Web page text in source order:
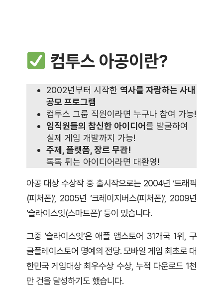
컴투스 아공이란?
2002년부터 시작한 역사를 자랑하는 사내
공모 프로그램
컴투스 그룹 직원이라면 누구나 참여 가능!
임직원들의 참신한 아이디어를 발굴하여
실제 게임 개발까지 가능!
주제, 플랫폼, 장르 무관!
톡톡 튀는 아이디어라면 대환영!
아공 대상 수상작 중 출시작으로는 2004년 ‘트래픽
(피처폰)’, 2005년 ‘크레이지버스(피처폰)’, 2009년
‘슬라이스잇(스마트폰)’ 등이 있습니다.
그중 ‘슬라이스잇’은 애플 앱스토어 31개국 1위, 구
글플레이스토어 명예의 전당. 모바일 게임 최초로 대
한민국 게임대상 최우수상 수상, 누적 다운로드 1천
만 건을 달성하기도 했습니다.